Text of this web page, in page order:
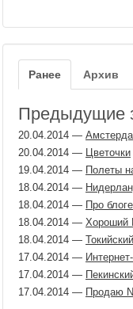
Ранее Архив
Предыдущие
20.04.2014 —
20.04.2014 — Цветочки
19.04.2014 — Полеты
18.04.2014 —
18.04.2014 — Про
18.04.2014 — Хороший
18.04.2014 —
17.04.2014 —
17.04.2014 —
17.04.2014 — Продаю